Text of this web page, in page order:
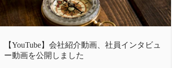
【YouTube】会社紹介動画、社員インタビュ
ー動画を公開しました